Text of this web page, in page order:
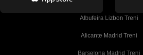
Albufeira Lizbon Treni
Alicante Madrid Treni
Barselona Madrid Treni